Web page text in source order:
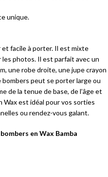
unique.
et facile à porter. Il est mixte
photos. Il est parfait avec un
une robe droite, une jupe crayon
peut se porter large ou
de la tenue de base, de l’âge et
Wax est idéal pour vos sorties
ou rendez-vous galant.
en Wax Bamba